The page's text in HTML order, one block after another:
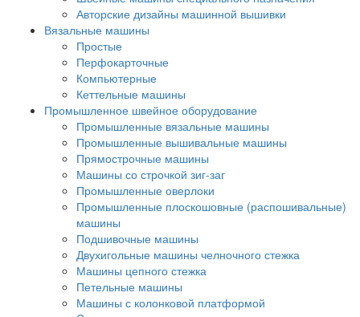
Авторские дизайны машинной вышивки
Вязальные машины
Простые
Перфокарточные
Компьютерные
Кеттельные машины
Промышленное швейное оборудование
Промышленные вязальные машины
Промышленные вышивальные машины
Прямострочные машины
Машины со строчкой зиг-заг
Промышленные оверлоки
Промышленные плоскошовные (распошивальные)
машины
Подшивочные машины
Двухигольные машины челночного стежка
Машины цепного стежка
Петельные машины
Машины с колонковой платформой